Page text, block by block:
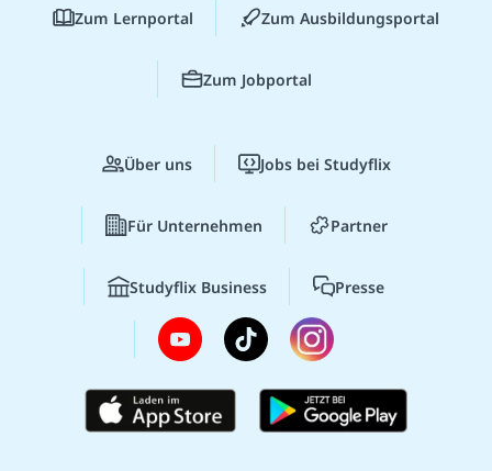
Zum Lernportal Zum Ausbildungsportal
Zum Jobportal
Über uns Jobs bei Studyflix
Für Unternehmen Partner
Studyflix Business Presse